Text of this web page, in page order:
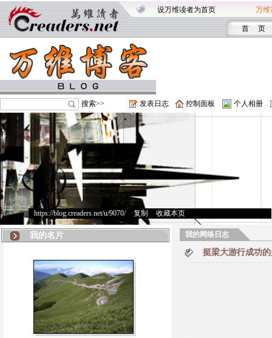
设万维读者为首页 万维
首 页
搜索>> 发表日志 控制面板 个人相册
https://blog.creaders.net/u/9070/> 复制 收藏本页
我的名片 我的网络日志
挺梁大游行成功